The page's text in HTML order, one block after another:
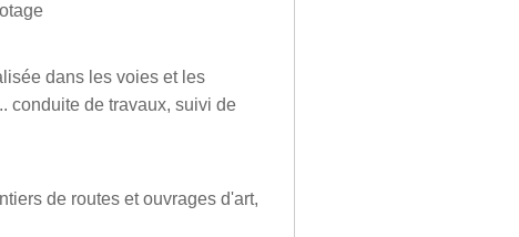
dans les voies et les
conduite de travaux, suivi de
de routes et ouvrages d'art,